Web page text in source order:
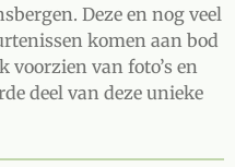
Deze en nog veel
komen aan bod
voorzien van foto’s en
deel van deze unieke